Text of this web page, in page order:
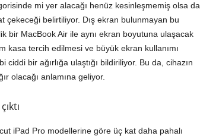
mi yer alacağı henüz kesinleşmemiş olsa da,
çekeceği belirtiliyor. Dış ekran bulunmayan bu
bir MacBook Air ile aynı ekran boyutuna ulaşacak
kasa tercih edilmesi ve büyük ekran kullanımı
bir ağırlığa ulaştığı bildiriliyor. Bu da, cihazın
olacağı anlamına geliyor.
iPad Pro modellerine göre üç kat daha pahalı